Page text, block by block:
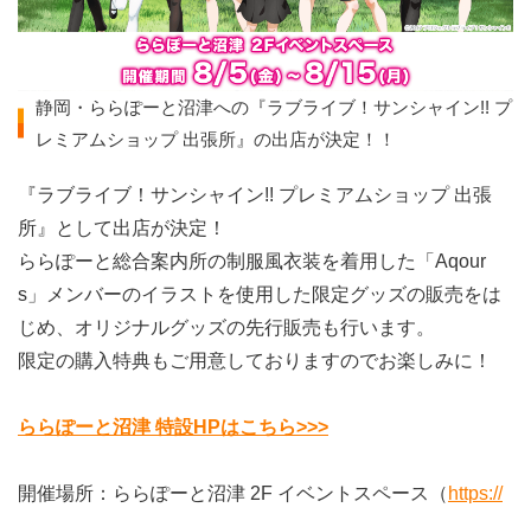
静岡・ららぽーと沼津への『ラブライブ！サンシャイン!! プ
レミアムショップ 出張所』の出店が決定！！
『ラブライブ！サンシャイン!! プレミアムショップ 出張
所』として出店が決定！
ららぽーと総合案内所の制服風衣装を着用した「Aqour
s」メンバーのイラストを使用した限定グッズの販売をは
じめ、オリジナルグッズの先行販売も行います。
限定の購入特典もご用意しておりますのでお楽しみに！
ららぽーと沼津 特設HPはこちら>>>
開催場所：ららぽーと沼津 2F イベントスペース（ https://